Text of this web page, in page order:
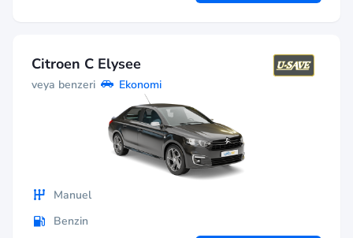
Citroen C Elysee
veya benzeri Ekonomi
Manuel
Benzin